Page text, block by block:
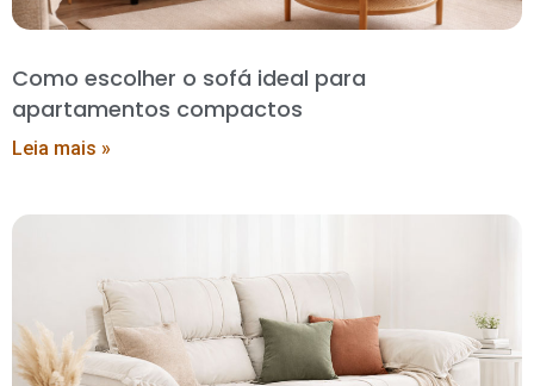
Como escolher o sofá ideal para
apartamentos compactos
Leia mais »